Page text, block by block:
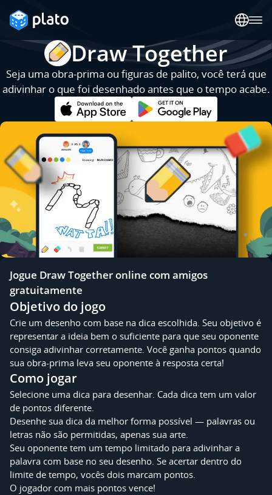
Draw Together
Seja uma obra-prima ou figuras de palito, você terá que
adivinhar o que foi desenhado antes que o tempo acabe.
Jogue Draw Together online com amigos
gratuitamente
Objetivo do jogo
Crie um desenho com base na dica escolhida. Seu objetivo é
representar a ideia bem o suficiente para que seu oponente
consiga adivinhar corretamente. Você ganha pontos quando
sua obra-prima leva seu oponente à resposta certa!
Como jogar
Selecione uma dica para desenhar. Cada dica tem um valor
de pontos diferente.
Desenhe sua dica da melhor forma possível — palavras ou
letras não são permitidas, apenas sua arte.
Seu oponente tem um tempo limitado para adivinhar a
palavra com base no seu desenho. Se acertar dentro do
limite de tempo, vocês dois marcam pontos.
O jogador com mais pontos vence!